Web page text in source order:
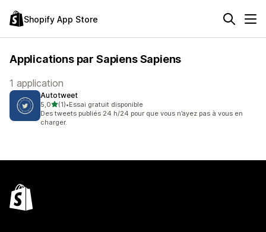
Shopify App Store
Applications par Sapiens Sapiens
1 application
Autotweet
5,0étoile(s) sur 5
(1)
1 avis au total
•Essai gratuit disponible
Des tweets publiés 24 h/24 pour que vous n’ayez pas à vous en
charger.